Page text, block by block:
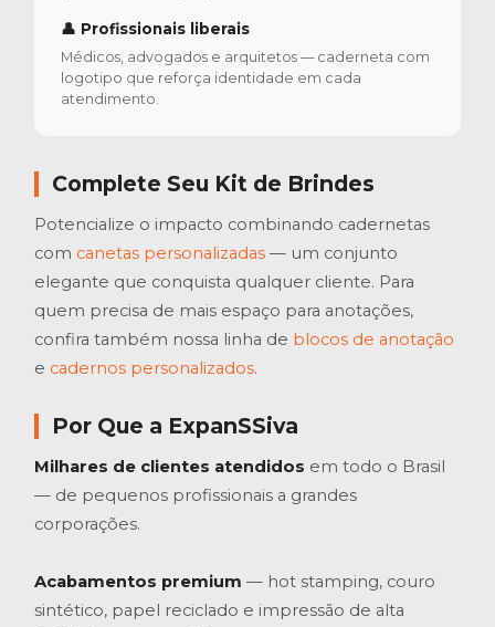
👤 Profissionais liberais
Médicos, advogados e arquitetos — caderneta com
logotipo que reforça identidade em cada
atendimento.
Complete Seu Kit de Brindes
Potencialize o impacto combinando cadernetas
com canetas personalizadas — um conjunto
elegante que conquista qualquer cliente. Para
quem precisa de mais espaço para anotações,
confira também nossa linha de blocos de anotação
e cadernos personalizados.
Por Que a ExpanSSiva
Milhares de clientes atendidos em todo o Brasil
— de pequenos profissionais a grandes
corporações.
Acabamentos premium — hot stamping, couro
sintético, papel reciclado e impressão de alta